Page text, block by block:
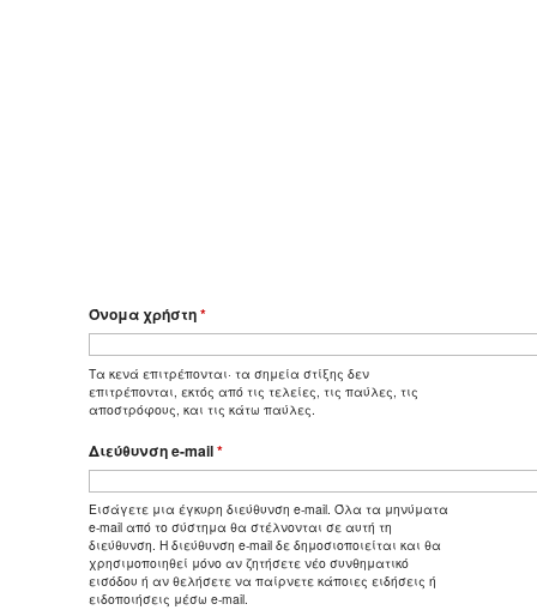
Όνομα χρήστη*
Τα κενά επιτρέπονται· τα σημεία στίξης δεν
επιτρέπονται, εκτός από τις τελείες, τις παύλες, τις
αποστρόφους, και τις κάτω παύλες.
Διεύθυνση e-mail*
Εισάγετε μια έγκυρη διεύθυνση e-mail. Όλα τα μηνύματα
e-mail από το σύστημα θα στέλνονται σε αυτή τη
διεύθυνση. Η διεύθυνση e-mail δε δημοσιοποιείται και θα
χρησιμοποιηθεί μόνο αν ζητήσετε νέο συνθηματικό
εισόδου ή αν θελήσετε να παίρνετε κάποιες ειδήσεις ή
ειδοποιήσεις μέσω e-mail.